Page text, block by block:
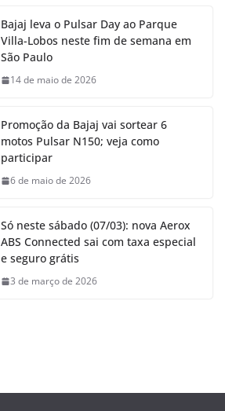
Bajaj leva o Pulsar Day ao Parque
Villa-Lobos neste fim de semana em
São Paulo
14 de maio de 2026
Promoção da Bajaj vai sortear 6
motos Pulsar N150; veja como
participar
6 de maio de 2026
Só neste sábado (07/03): nova Aerox
ABS Connected sai com taxa especial
e seguro grátis
3 de março de 2026